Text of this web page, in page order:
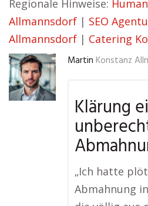
Regionale Hinweise:
Allmannsdorf | SEO
Allmannsdorf | Catering
Martin Konstanz
Klärung
„Ich hatte
Abmahnung